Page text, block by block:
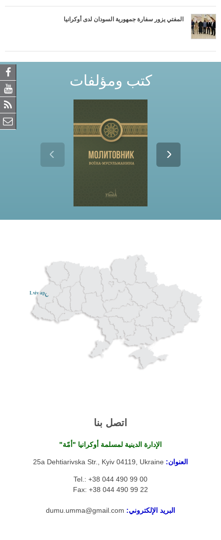
المفتي يزور سفارة جمهورية السودان لدى أوكرانيا
كتب ومؤلفات
Lviv ар
اتصل بنا
الإدارة الدينية لمسلمة أوكرانيا "أمّة"
العنوان: 25a Dehtiarivska Str., Kyiv 04119, Ukraine
Tel.: +38 044 490 99 00
Fax: +38 044 490 99 22
البريد الإلكتروني: dumu.umma@gmail.com